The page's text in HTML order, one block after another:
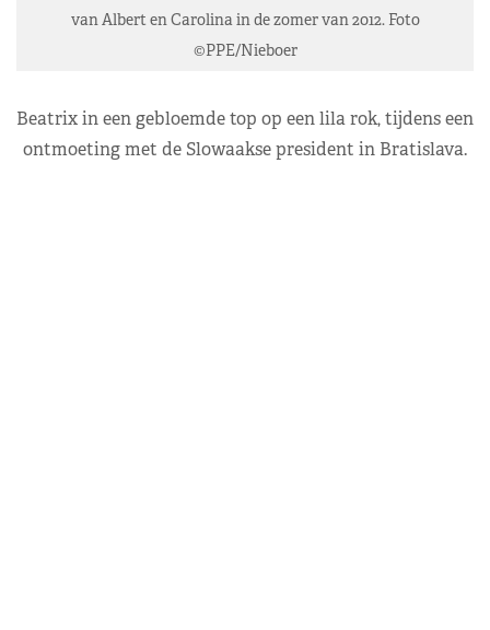
van Albert en Carolina in de zomer van 2012. Foto
©PPE/Nieboer
Beatrix in een gebloemde top op een lila rok, tijdens een
ontmoeting met de Slowaakse president in Bratislava.